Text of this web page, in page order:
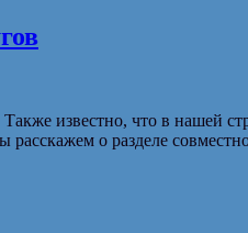
известно, что в нашей
о разделе